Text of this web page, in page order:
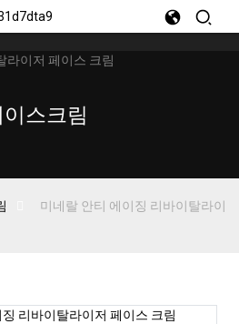
스크림
미네랄 안티 에이징 리바이탈라이